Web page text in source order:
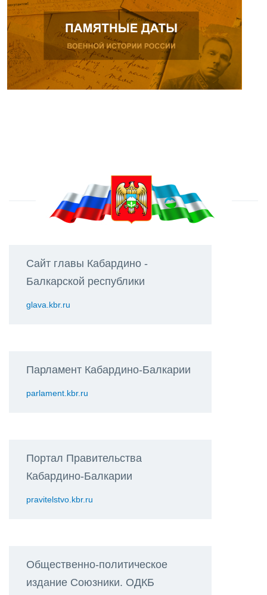
Сайт главы Кабардино -
Балкарской республики
glava.kbr.ru
Парламент Кабардино-Балкарии
parlament.kbr.ru
Портал Правительства
Кабардино-Балкарии
pravitelstvo.kbr.ru
Общественно-политическое
издание Союзники. ОДКБ